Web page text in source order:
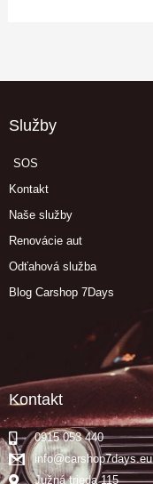
Služby
SOS
Kontakt
Naše služby
Renovácie aut
Odťahová služba
Blog Carshop 7Days
Kontakt
0915 053 440
info@carshop7days.eu
Južná trieda 115